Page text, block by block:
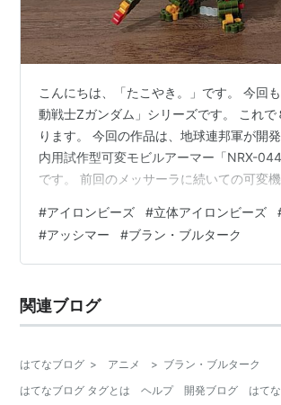
こんにちは、「たこやき。」です。 今回
動戦士Zガンダム」シリーズです。 これで
ります。 今回の作品は、地球連邦軍が開
内用試作型可変モビルアーマー「NRX-044
です。 前回のメッサーラに続いての可変
っています。（アッザムではないのか・・
「3DPerlerBeads お手軽頑固な立体アイロ
いうサイトを参考に作製していますが、
ドル」を併用しています。 この作品はナノ
度作製している…
#アイロンビーズ #立体アイロンビーズ
#アッシマー #ブラン・ブルターク
関連ブログ
はてなブログ > アニメ > ブラン・ブルターク
はてなブログ タグとは
ヘルプ 開発ブログ はて